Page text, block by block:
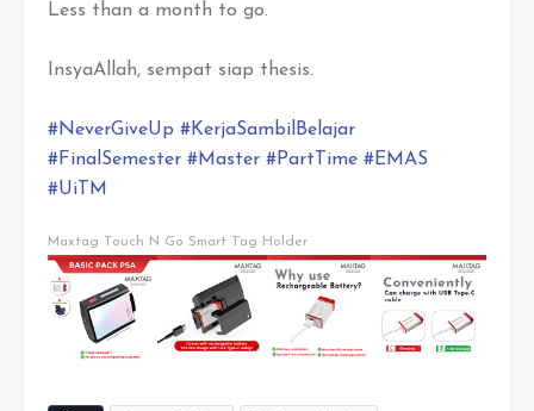
Less than a month to go.
InsyaAllah, sempat siap thesis.
#NeverGiveUp #KerjaSambilBelajar
#FinalSemester #Master #PartTime #EMAS
#UiTM
Maxtag Touch N Go Smart Tag Holder